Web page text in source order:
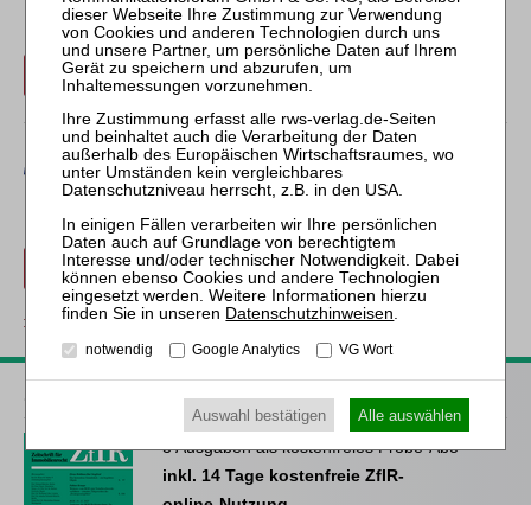
Erwerben Sie den gewünschten Beitrag kostenpflichtig per
Rechnung.
Beitrag für 21,90 € inkl. 7 % MwSt. kaufen
PayPal .
Beitrag für 21,90 € inkl. 7 % MwSt. kaufen
zurück
ZfIR – Zeitschrift für Immobilienrecht
3 Ausgaben als kostenfreies Probe-Abo
inkl. 14 Tage kostenfreie ZfIR-
Datenschutzhinweisen
notwendig Google Analytics VG Wort
Auswahl bestätigen Alle auswählen